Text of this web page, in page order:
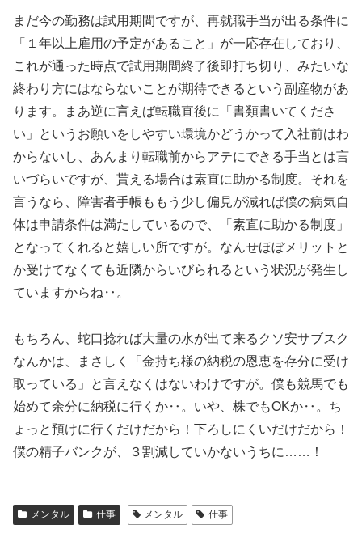
まだ今の勤務は試用期間ですが、再就職手当が出る条件に
「１年以上雇用の予定があること」が一応存在しており、
これが通った時点で試用期間終了後即打ち切り、みたいな
終わり方にはならないことが期待できるという副産物があ
ります。まあ逆に言えば転職直後に「書類書いてくださ
い」というお願いをしやすい環境かどうかって入社前はわ
からないし、あんまり転職前からアテにできる手当とは言
いづらいですが、貰える場合は素直に助かる制度。それを
言うなら、障害者手帳ももう少し偏見が減れば僕の病気自
体は申請条件は満たしているので、「素直に助かる制度」
となってくれると嬉しい所ですが。なんせほぼメリットと
か受けてなくても近隣からいびられるという状況が発生し
ていますからね‥。
もちろん、蛇口捻れば大量の水が出て来るクソ安サブスク
なんかは、まさしく「金持ち様の納税の恩恵を存分に受け
取っている」と言えなくはないわけですが。僕も競馬でも
始めて余分に納税に行くか‥。いや、株でもOKか‥。ち
ょっと預けに行くだけだから！下ろしにくいだけだから！
僕の精子バンクが、３割減していかないうちに……！
メンタル 仕事 メンタル 仕事